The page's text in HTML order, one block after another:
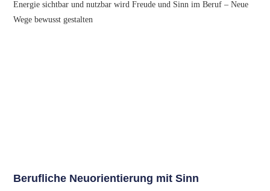
Berufliche Neuorientierung mit Sinn